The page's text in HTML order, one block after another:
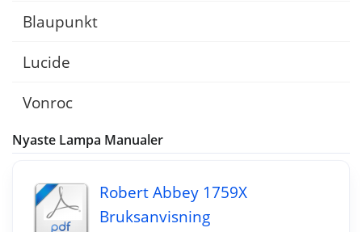
Blaupunkt
Lucide
Vonroc
Nyaste Lampa Manualer
Robert Abbey 1759X
Bruksanvisning